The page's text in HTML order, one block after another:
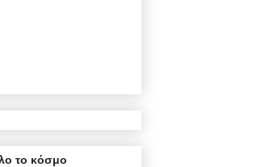
το κόσμο